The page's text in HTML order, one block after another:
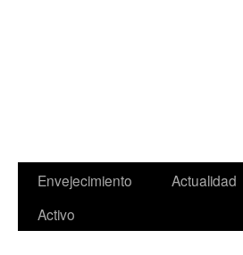
Saltar
Envejecimiento
Activo
Actualidad